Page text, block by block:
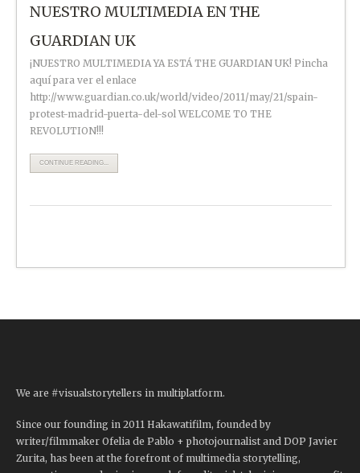
NUESTRO MULTIMEDIA EN THE
GUARDIAN UK
¡NUESTRO MULTIMEDIA YA ESTÁ THE GUARDIAN UK! Pincha
aquí para ver el enlace
http://www.guardian.co.uk/world/video/2011/may/21/spain-
protest-madrid-puerta-del-sol WELCOME TO THE
REVOLUTION!!!
CONTINUE READING...
We are #visualstorytellers in multiplatform.
Since our founding in 2011 Hakawatifilm, founded by
writer/filmmaker Ofelia de Pablo + photojournalist and DOP Javier
Zurita, has been at the forefront of multimedia storytelling,